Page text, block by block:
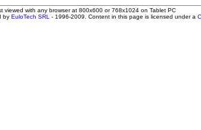
viewed with any browser at 800x600 or 768x1024 on Tablet PC
by EuloTech SRL - 1996-2009. Content in this page is licensed under a